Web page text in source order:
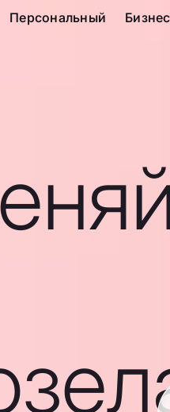
Персональный Бизнес